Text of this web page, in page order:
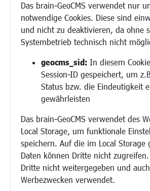
Das brain-GeoCMS verwendet nur
notwendige Cookies. Diese sind
und nicht zu deaktivieren, da ohne
Systembetrieb technisch nicht
geocms_sid: In diesem
Session-ID gespeichert, um
Status bzw. die Eindeutigkeit
gewährleisten
Das brain-GeoCMS verwendet des
Local Storage, um funktionale
speichern. Auf die im Local Storage
Daten können Dritte nicht
Dritte nicht weitergegeben und
Werbezwecken verwendet.
Demokratie leben
Ukrainehilfe
Hilfe für Geflüchtete
Religion
Bauen/Umwelt/Mobilität
Bebauungsplanung
Verkehr/Mobilität
Glasfaserausbau
Aktuelle Baustellen
Paddelteich
CINDY S